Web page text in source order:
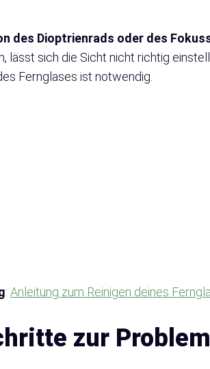
des Dioptrienrads oder des
lässt sich die Sicht nicht richtig
Fernglases ist notwendig.
: Anleitung zum Reinigen deines
zur